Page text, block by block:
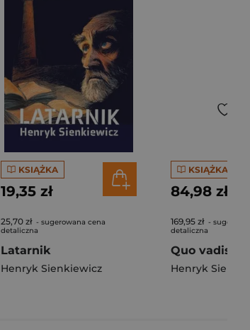
KSIĄŻKA
19,35 zł
25,70 zł - sugerowana cena
detaliczna
Latarnik
Henryk Sienkiewicz
KSIĄŻKA
84,98 zł
169,95 zł -
detaliczna
Henryk